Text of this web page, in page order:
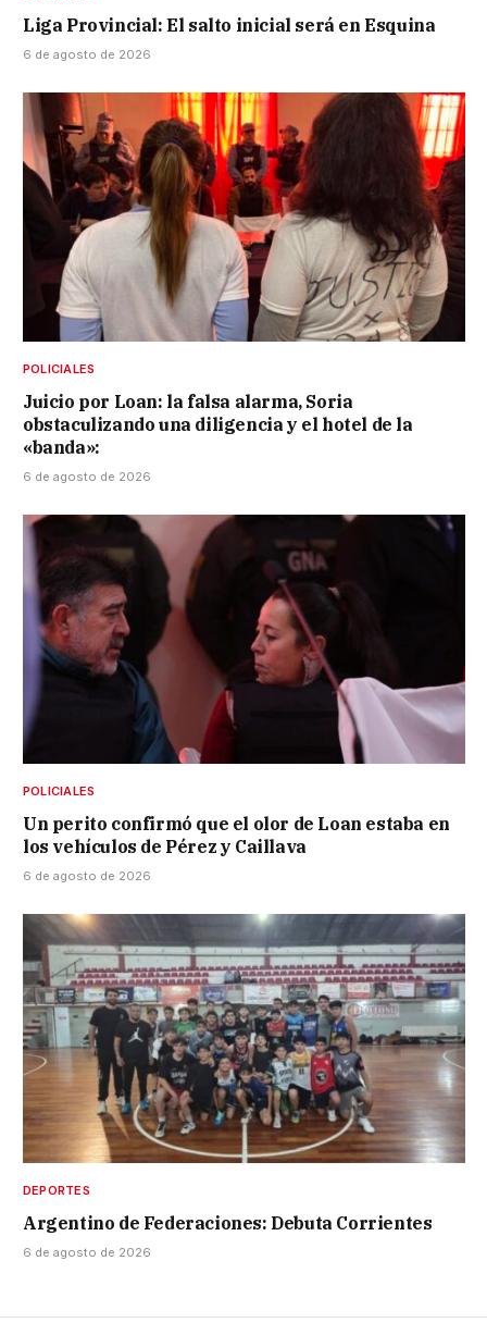
Liga Provincial: El salto inicial será en Esquina
6 de agosto de 2026
POLICIALES
Juicio por Loan: la falsa alarma, Soria
obstaculizando una diligencia y el hotel de la
«banda»:
6 de agosto de 2026
POLICIALES
Un perito confirmó que el olor de Loan estaba en
los vehículos de Pérez y Caillava
6 de agosto de 2026
DEPORTES
Argentino de Federaciones: Debuta Corrientes
6 de agosto de 2026